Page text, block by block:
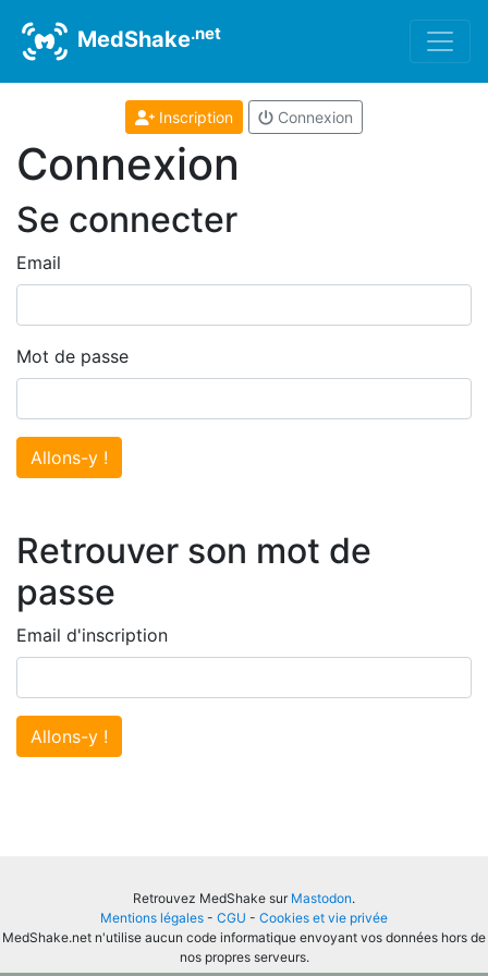
MedShake.net
Inscription Connexion
Connexion
Se connecter
Email
Mot de passe
Allons-y !
Retrouver son mot de
passe
Email d'inscription
Allons-y !
Retrouvez MedShake sur Mastodon.
Mentions légales - CGU - Cookies et vie privée
MedShake.net n'utilise aucun code informatique envoyant vos données hors de
nos propres serveurs.